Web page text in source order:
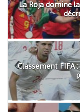
La Roja domine
Classement FIFA